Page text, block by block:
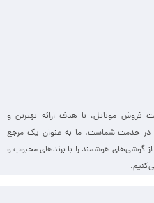
فروش موبایل، با هدف ارائه بهترین و
در خدمت شماست. ما به عنوان یک مرجع
گوشی‌های هوشمند را با برندهای محبوب و